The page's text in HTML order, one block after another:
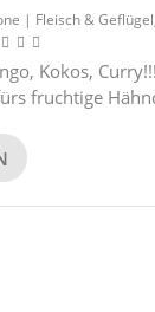
| Fleisch & Geflügel
Kokos,
fruchtige